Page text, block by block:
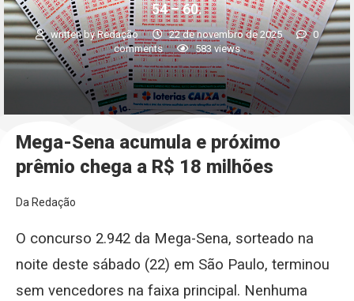
54 – 60.
written byRedação 22 de novembro de 2025
0
comments
583 views
Mega-Sena acumula e próximo
prêmio chega a R$ 18 milhões
Da Redação
O concurso 2.942 da Mega-Sena, sorteado na
noite deste sábado (22) em São Paulo, terminou
sem vencedores na faixa principal. Nenhuma